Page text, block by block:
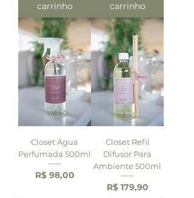
carrinho
carrinho
Closet Água
Perfumada 500ml
Preço
R$ 98,00
Closet Refil
Difusor Para
Ambiente 500ml
Preço
R$ 179,90